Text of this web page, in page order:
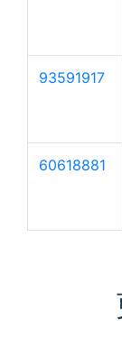
93591917
60618881